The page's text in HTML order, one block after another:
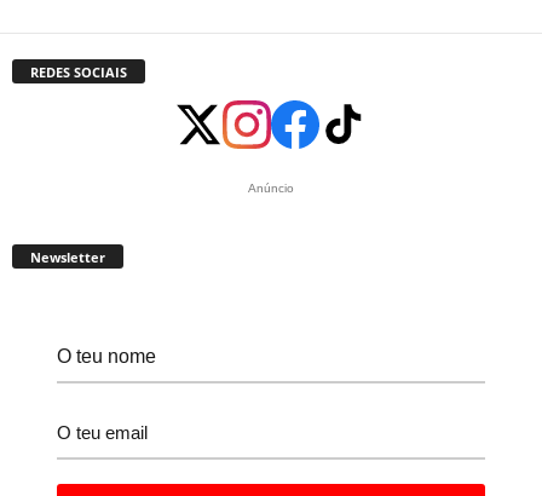
REDES SOCIAIS
Anúncio
Newsletter